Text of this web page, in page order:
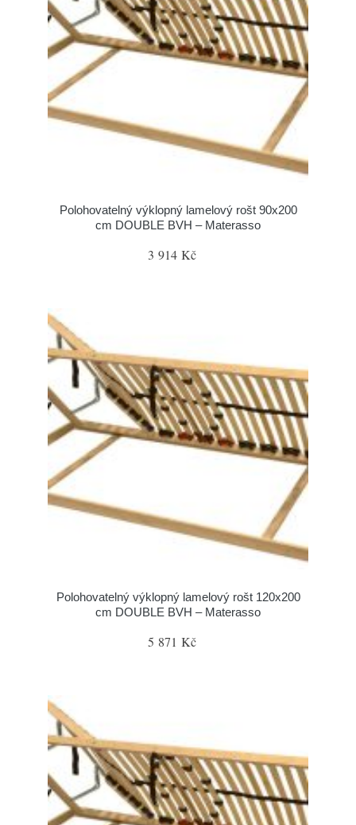
Polohovatelný výklopný lamelový rošt 90x200
cm DOUBLE BVH – Materasso
3 914 Kč
Polohovatelný výklopný lamelový rošt 120x200
cm DOUBLE BVH – Materasso
5 871 Kč